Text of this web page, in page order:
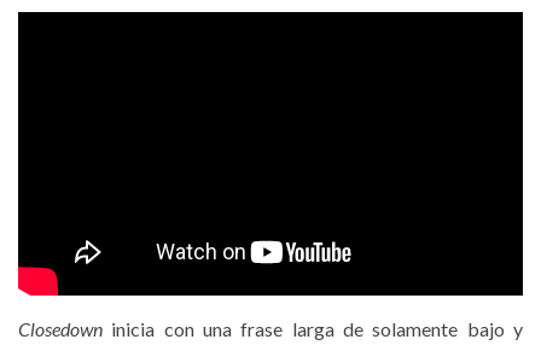
Closedown inicia con una frase larga de solamente bajo y